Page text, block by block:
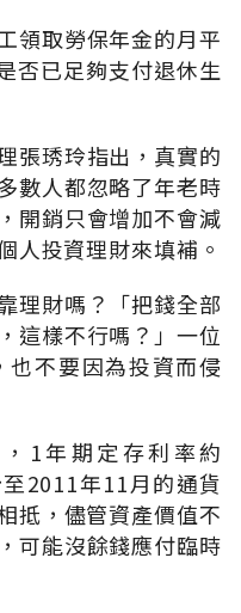
領取勞保年金的月平
否已足夠支付退休生
張琇玲指出，真實的
數人都忽略了年老時
開銷只會增加不會減
人投資理財來填補。
理財嗎？「把錢全部
這樣不行嗎？」一位
不要因為投資而侵
1年期定存利率約
2011年11月的通貨
抵，儘管資產價值不
可能沒餘錢應付臨時